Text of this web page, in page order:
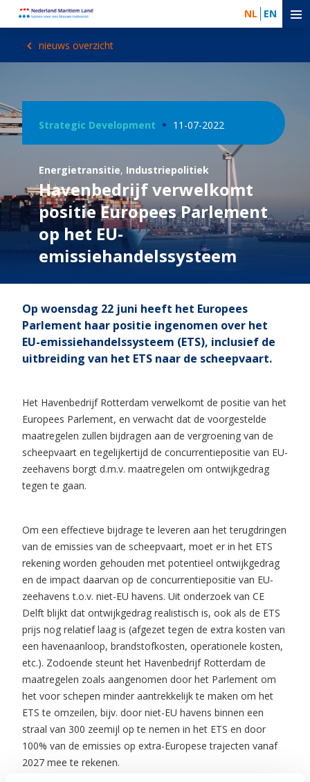
NL EN
nieuws overzicht
Strategic Development 11-07-2022
Energietransitie, Industriepolitiek
Havenbedrijf verwelkomt
positie Europees Parlement
op het EU-
emissiehandelssysteem
Op woensdag 22 juni heeft het Europees
Parlement haar positie ingenomen over het
EU-emissiehandelssysteem (ETS), inclusief de
uitbreiding van het ETS naar de scheepvaart.
Het Havenbedrijf Rotterdam verwelkomt de positie van het
Europees Parlement, en verwacht dat de voorgestelde
maatregelen zullen bijdragen aan de vergroening van de
scheepvaart en tegelijkertijd de concurrentiepositie van EU-
zeehavens borgt d.m.v. maatregelen om ontwijkgedrag
tegen te gaan.
Om een effectieve bijdrage te leveren aan het terugdringen
van de emissies van de scheepvaart, moet er in het ETS
rekening worden gehouden met potentieel ontwijkgedrag
en de impact daarvan op de concurrentiepositie van EU-
zeehavens t.o.v. niet-EU havens. Uit onderzoek van CE
Delft blijkt dat ontwijkgedrag realistisch is, ook als de ETS
prijs nog relatief laag is (afgezet tegen de extra kosten van
een havenaanloop, brandstofkosten, operationele kosten,
etc.). Zodoende steunt het Havenbedrijf Rotterdam de
maatregelen zoals aangenomen door het Parlement om
het voor schepen minder aantrekkelijk te maken om het
ETS te omzeilen, bijv. door niet-EU havens binnen een
straal van 300 zeemijl op te nemen in het ETS en door
100% van de emissies op extra-Europese trajecten vanaf
2027 mee te rekenen.